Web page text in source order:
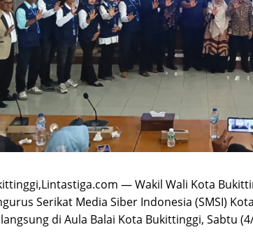
— Wakil Wali Kota
Serikat Media Siber Indonesia (SMSI)
di Aula Balai Kota Bukittinggi, Sabtu